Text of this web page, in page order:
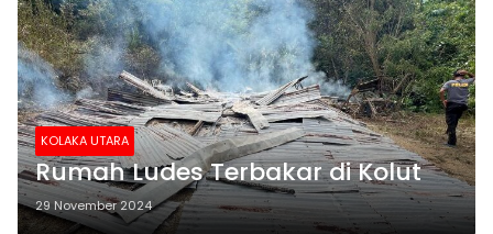
KOLAKA UTARA
Rumah Ludes Terbakar di Kolut
29 November 2024